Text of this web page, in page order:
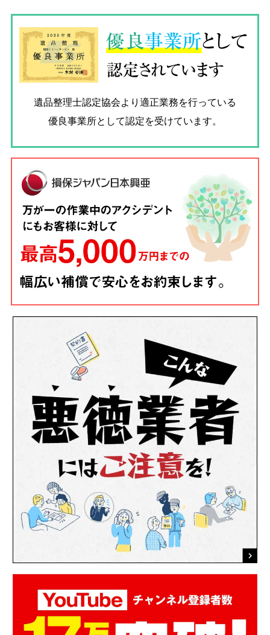
優良事業所として
認定されています
遺品整理士認定協会より適正業務を行っている
優良事業所として認定を受けています。